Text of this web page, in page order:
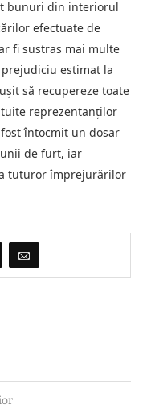
bunuri din interiorul
efectuate de
fi sustras mai multe
estimat la
să recupereze toate
reprezentanților
întocmit un dosar
de furt, iar
tuturor împrejurărilor